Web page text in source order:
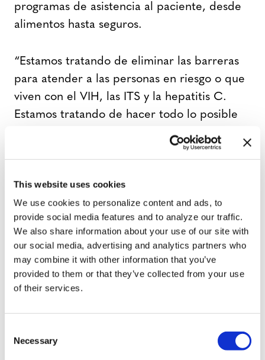
This website uses cookies
We use cookies to personalize content and ads, to
provide social media features and to analyze our traffic.
We also share information about your use of our site with
our social media, advertising and analytics partners who
may combine it with other information that you’ve
provided to them or that they’ve collected from your use
of their services.
Necessary
programas de asistencia al paciente, desde
alimentos hasta seguros.
“Estamos tratando de eliminar las barreras
para atender a las personas en riesgo o que
viven con el VIH, las ITS y la hepatitis C.
Estamos tratando de hacer todo lo posible
para que el mensaje llegue a la gente: somos
un lugar seguro”, dice. “Estamos abiertos a
individuos y familias. Es una misión de amor.
Queremos encontrarnos con las personas
donde están, hacerlas saludables y
mantenerlas saludables. Cualquiera que
haya tenido relaciones sexuales una vez, eso
es todo lo que se necesita para convertirse
en VIH positivo. Queremos que la gente lo
Los fundadores del Proyecto 2025 han